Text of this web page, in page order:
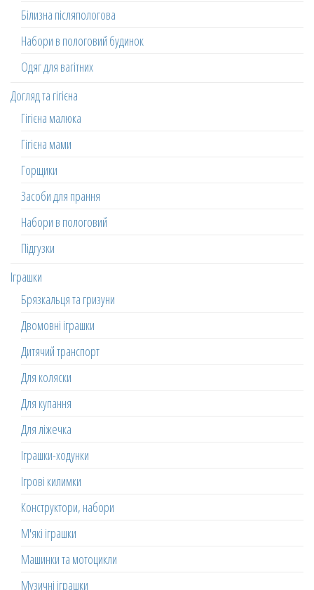
Білизна післяпологова
Набори в пологовий будинок
Одяг для вагітних
Догляд та гігієна
Гігієна малюка
Гігієна мами
Горщики
Засоби для прання
Набори в пологовий
Підгузки
Іграшки
Брязкальця та гризуни
Двомовні іграшки
Дитячий транспорт
Для коляски
Для купання
Для ліжечка
Іграшки-ходунки
Ігрові килимки
Конструктори, набори
М'які іграшки
Машинки та мотоцикли
Музичні іграшки